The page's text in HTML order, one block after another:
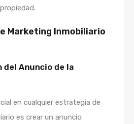
Marketing Inmobiliario
del Anuncio de la
en cualquier estrategia de
es crear un anuncio